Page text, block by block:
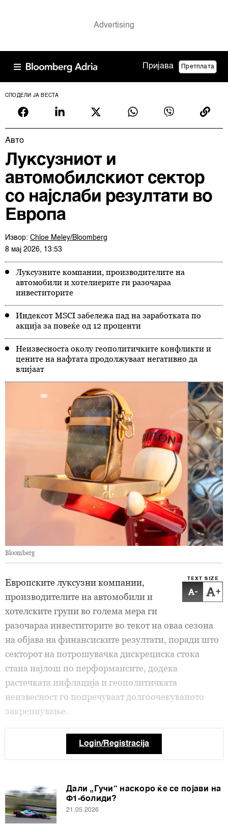
Пријава Претплата
СПОДЕЛИ ЈА ВЕСТА
Авто
Луксузниот и
автомобилскиот сектор
со најслаби резултати во
Европа
Извор: Chloe Meley/Bloomberg
8 мај 2026, 13:53
Луксузните компании, производителите на
автомобили и хотелиерите ги разочараа
инвеститорите
Индексот MSCI забележа пад на заработката по
акција за повеќе од 12 проценти
Неизвесноста околу геополитичките конфликти и
цените на нафтата продолжуваат негативно да
влијаат
Bloomberg
TEXT SIZE
- +
Европските луксузни компании,
производителите на автомобили и
хотелските групи во голема мера ги
разочараа инвеститорите во текот на оваа сезона
на објава на финансиските резултати, поради што
секторот на потрошувачка дискрециска стока
стана најлош по перформансите, додека
растечката инфлација и геополитичката
неизвесност го попречуваат долгоочекуваното
закрепнување.
Login/Registracija
Дали „Гучи“ наскоро ќе се појави на
Ф1-болиди?
21.05.2026